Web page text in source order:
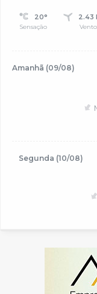
20°
Sensação
2.43
Vento
Amanhã (09/08)
Segunda (10/08)